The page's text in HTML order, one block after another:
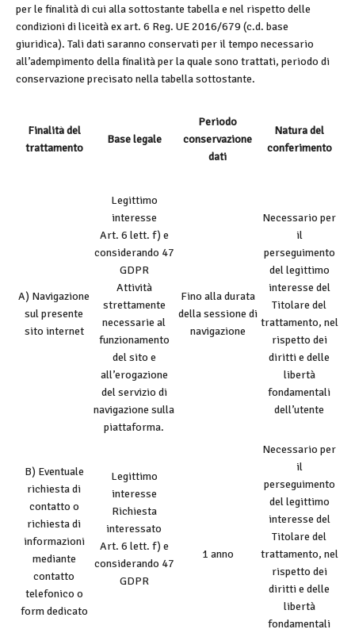
per le finalità di cui alla sottostante tabella e nel rispetto delle
condizioni di liceità ex art. 6 Reg. UE 2016/679 (c.d. base
giuridica). Tali dati saranno conservati per il tempo necessario
all’adempimento della finalità per la quale sono trattati, periodo di
conservazione precisato nella tabella sottostante.
Finalità del
trattamento
Base legale
Periodo
conservazione
dati
Natura del
conferimento
A) Navigazione
sul presente
sito internet
Legittimo
interesse
Art. 6 lett. f) e
considerando 47
GDPR
Attività
strettamente
necessarie al
funzionamento
del sito e
all’erogazione
del servizio di
navigazione sulla
piattaforma.
Fino alla durata
della sessione di
navigazione
Necessario per
il
perseguimento
del legittimo
interesse del
Titolare del
trattamento, nel
rispetto dei
diritti e delle
libertà
fondamentali
dell’utente
B) Eventuale
richiesta di
contatto o
richiesta di
informazioni
mediante
contatto
telefonico o
form dedicato
Legittimo
interesse
Richiesta
interessato
Art. 6 lett. f) e
considerando 47
GDPR
1 anno
Necessario per
il
perseguimento
del legittimo
interesse del
Titolare del
trattamento, nel
rispetto dei
diritti e delle
libertà
fondamentali